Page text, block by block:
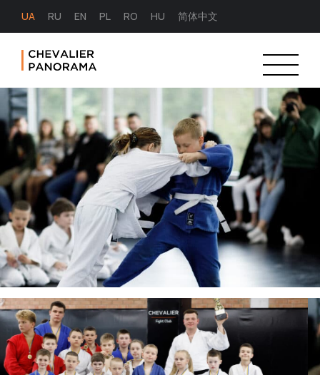
UA RU EN PL RO HU 简体中文